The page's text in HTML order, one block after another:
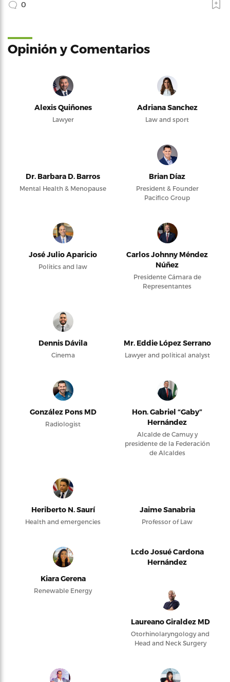
0
Opinión y Comentarios
Alexis Quiñones
Lawyer
Adriana Sanchez
Law and sport
Dr. Barbara D. Barros
Mental Health & Menopause
Brian Díaz
President & Founder
Pacifico Group
José Julio Aparicio
Politics and law
Carlos Johnny Méndez
Núñez
Presidente Cámara de
Representantes
Dennis Dávila
Cinema
Mr. Eddie López Serrano
Lawyer and political analyst
González Pons MD
Radiologist
Hon. Gabriel “Gaby”
Hernández
Alcalde de Camuy y
presidente de la Federación
de Alcaldes
Heriberto N. Saurí
Health and emergencies
Jaime Sanabria
Professor of Law
Kiara Gerena
Renewable Energy
Lcdo Josué Cardona
Hernández
Laureano Giraldez MD
Otorhinolaryngology and
Head and Neck Surgery